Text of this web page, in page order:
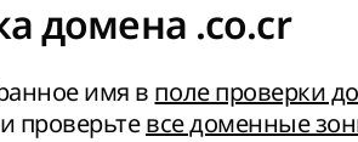
домена .co.cr
имя в поле проверки
проверьтевсе доменные